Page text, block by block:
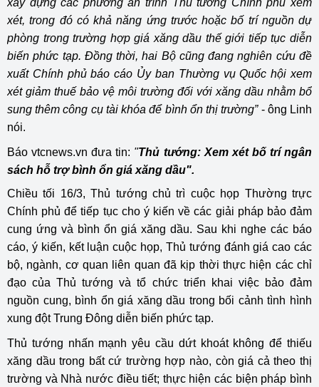
xây dựng các phương án trình Thủ tướng Chính phủ xem
xét, trong đó có khả năng ứng trước hoặc bố trí nguồn dự
phòng trong trường hợp giá xăng dầu thế giới tiếp tục diễn
biến phức tạp. Đồng thời, hai Bộ cũng đang nghiên cứu đề
xuất Chính phủ báo cáo Ủy ban Thường vụ Quốc hội xem
xét giảm thuế bảo vệ môi trường đối với xăng dầu nhằm bổ
sung thêm công cụ tài khóa để bình ổn thị trường”- ông Linh
nói.
Báo vtcnews.vn đưa tin: "Thủ tướng: Xem xét bố trí ngân
sách hỗ trợ bình ổn giá xăng dầu".
Chiều tối 16/3, Thủ tướng chủ trì cuộc họp Thường trực
Chính phủ để tiếp tục cho ý kiến về các giải pháp bảo đảm
cung ứng và bình ổn giá xăng dầu. Sau khi nghe các báo
cáo, ý kiến, kết luận cuộc họp, Thủ tướng đánh giá cao các
bộ, ngành, cơ quan liên quan đã kịp thời thực hiện các chỉ
đạo của Thủ tướng và tổ chức triển khai việc bảo đảm
nguồn cung, bình ổn giá xăng dầu trong bối cảnh tình hình
xung đột Trung Đông diễn biến phức tạp.
Thủ tướng nhấn mạnh yêu cầu dứt khoát không để thiếu
xăng dầu trong bất cứ trường hợp nào, còn giá cả theo thị
trường và Nhà nước điều tiết; thực hiện các biện pháp bình